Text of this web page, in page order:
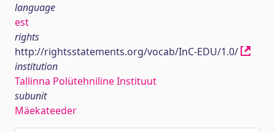
language
est
rights
http://rightsstatements.org/vocab/InC-EDU/1.0/
institution
Tallinna Polütehniline Instituut
subunit
Mäekateeder